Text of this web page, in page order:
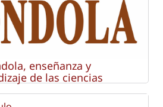
enseñanza y
de las ciencias